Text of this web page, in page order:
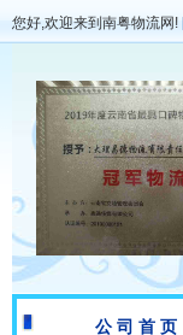
您好,欢迎来到南粤物流网!
公 司 首 页